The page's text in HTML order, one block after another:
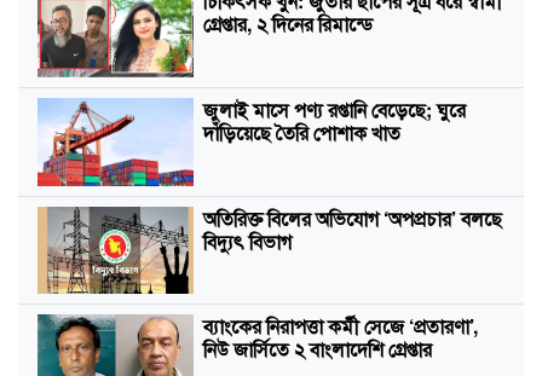
গ্রেপ্তার, ২ দিনের রিমান্ডে
জুলাই মাসে পণ্য রপ্তানি বেড়েছে; ঘুরে
দাঁড়িয়েছে তৈরি পোশাক খাত
অতিরিক্ত বিলের অভিযোগ ‘অপপ্রচার’ বলছে
বিদ্যুৎ বিভাগ
ব্যাংকের নিরাপত্তা কর্মী সেজে ‘প্রতারণা’,
নিউ জার্সিতে ২ বাংলাদেশি গ্রেপ্তার